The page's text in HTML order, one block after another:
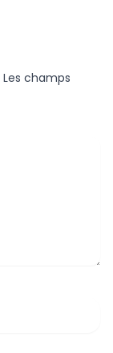
Les champs